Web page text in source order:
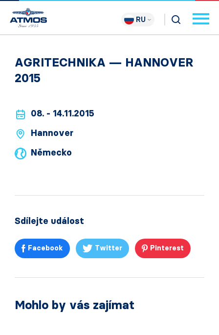
RU
AGRITECHNIKA — HANNOVER
2015
08. - 14.11.2015
Hannover
Německo
Sdílejte událost
Facebook Twitter Pinterest
Mohlo by vás zajímat